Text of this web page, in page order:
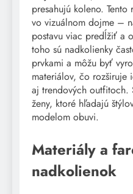
presahujú koleno.
vo vizuálnom dojme –
postavu viac predĺžiť a
toho sú nadkolienky
prvkami a môžu byť
materiálov, čo rozširuje
aj trendových outfitoch.
ženy, ktoré hľadajú
modelom obuvi.
Materiály a
nadkolienok